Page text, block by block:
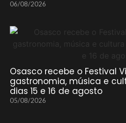
06/08/2026
Osasco recebe o Festival
gastronomia, música e
dias 15 e 16 de agosto
05/08/2026